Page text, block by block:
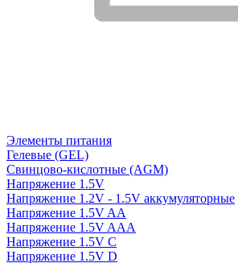
Элементы питания
Гелевые (GEL)
Свинцово-кислотные (AGM)
Напряжение 1.5V
Напряжение 1.2V - 1.5V аккумуляторные
Напряжение 1.5V AA
Напряжение 1.5V AAA
Напряжение 1.5V C
Напряжение 1.5V D